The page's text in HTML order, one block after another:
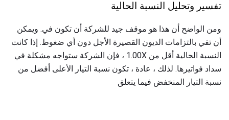
تفسير وتحليل النسبة الحالية
ومن الواضح أن هذا هو موقف جيد للشركة أن تكون في. ويمكن
أن تفي بالتزامات الديون القصيرة الأجل دون أي ضغوط. إذا كانت
النسبة الحالية أقل من 1.00X ، فإن الشركة ستواجه مشكلة في
سداد فواتيرها. لذلك ، عادة ، تكون نسبة التيار الأعلى أفضل من
نسبة التيار المنخفض فيما يتعلق